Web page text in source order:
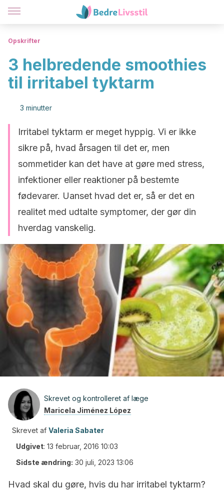
Opskrifter
3 helbredende smoothies
til irritabel tyktarm
3 minutter
Irritabel tyktarm er meget hyppig. Vi er ikke
sikre på, hvad årsagen til det er, men
sommetider kan det have at gøre med stress,
infektioner eller reaktioner på bestemte
fødevarer. Uanset hvad det er, så er det en
realitet med udtalte symptomer, der gør din
hverdag vanskelig.
Skrevet og kontrolleret af læge
Maricela Jiménez López
Skrevet af Valeria Sabater
Udgivet: 13 februar, 2016 10:03
Sidste ændring: 30 juli, 2023 13:06
Hvad skal du gøre, hvis du har irritabel tyktarm?